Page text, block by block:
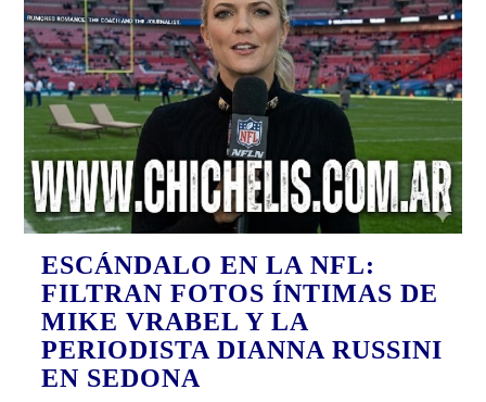
ESCÁNDALO EN LA NFL:
FILTRAN FOTOS ÍNTIMAS DE
MIKE VRABEL Y LA
PERIODISTA DIANNA RUSSINI
EN SEDONA